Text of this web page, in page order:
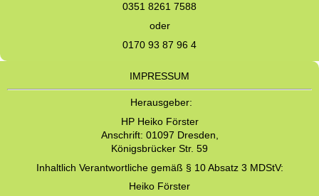
0351 8261 7588
oder
0170 93 87 96 4
IMPRESSUM
Herausgeber:
HP Heiko Förster
Anschrift: 01097 Dresden,
Königsbrücker Str. 59
Inhaltlich Verantwortliche gemäß § 10 Absatz 3 MDStV:
Heiko Förster